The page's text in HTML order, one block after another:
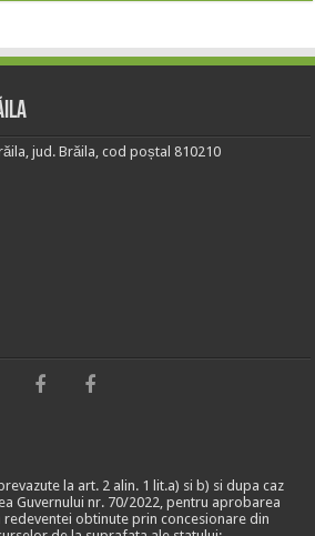
jud. Brăila, cod poștal 810210
la art. 2 alin. 1 lit.a) si b) si dupa caz
Guvernului nr. 70/2022, pentru aprobarea
obtinute prin concesionare din